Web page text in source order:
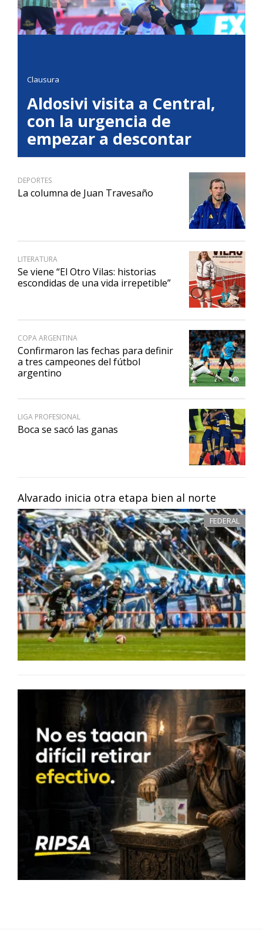
Alvarado inicia otra etapa bien al norte
FEDERAL
Clausura
Aldosivi visita a Central,
con la urgencia de
empezar a descontar
DEPORTES
La columna de Juan Travesaño
LITERATURA
Se viene “El Otro Vilas: historias
escondidas de una vida irrepetible”
COPA ARGENTINA
Confirmaron las fechas para definir
a tres campeones del fútbol
argentino
LIGA PROFESIONAL
Boca se sacó las ganas